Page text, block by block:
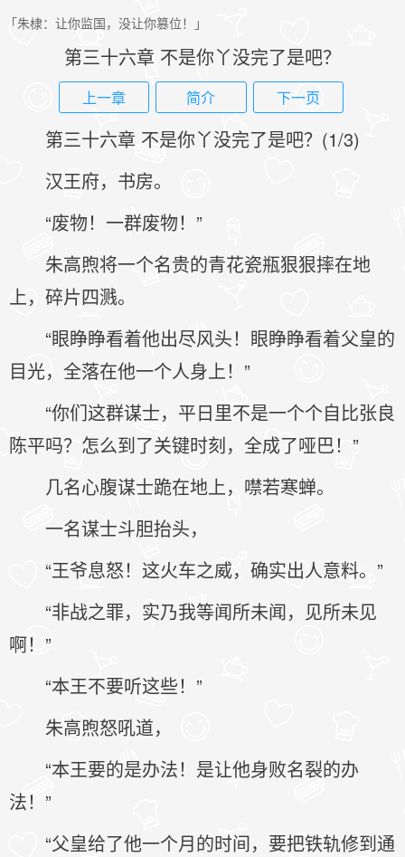
「朱棣：让你监国，没让你篡位！」
第三十六章 不是你丫没完了是吧？
上一章 简介 下一页
第三十六章 不是你丫没完了是吧？(1/3)
汉王府，书房。
“废物！一群废物！”
朱高煦将一个名贵的青花瓷瓶狠狠摔在地
上，碎片四溅。
“眼睁睁看着他出尽风头！眼睁睁看着父皇的
目光，全落在他一个人身上！”
“你们这群谋士，平日里不是一个个自比张良
陈平吗？怎么到了关键时刻，全成了哑巴！”
几名心腹谋士跪在地上，噤若寒蝉。
一名谋士斗胆抬头，
“王爷息怒！这火车之威，确实出人意料。”
“非战之罪，实乃我等闻所未闻，见所未见
啊！”
“本王不要听这些！”
朱高煦怒吼道，
“本王要的是办法！是让他身败名裂的办
法！”
“父皇给了他一个月的时间，要把铁轨修到通